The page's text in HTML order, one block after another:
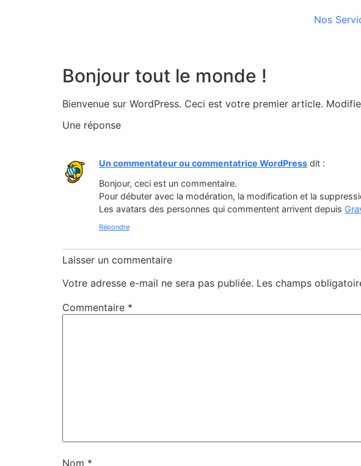
Nos
Bonjour tout le monde !
Bienvenue sur WordPress. Ceci est votre premier article.
Une réponse
Un commentateur ou commentatrice WordPress dit :
Bonjour, ceci est un commentaire.
Pour débuter avec la modération, la modification et la
Les avatars des personnes qui commentent arrivent depuis
Répondre
Laisser un commentaire
Votre adresse e-mail ne sera pas publiée. Les champs
Commentaire *
Nom *